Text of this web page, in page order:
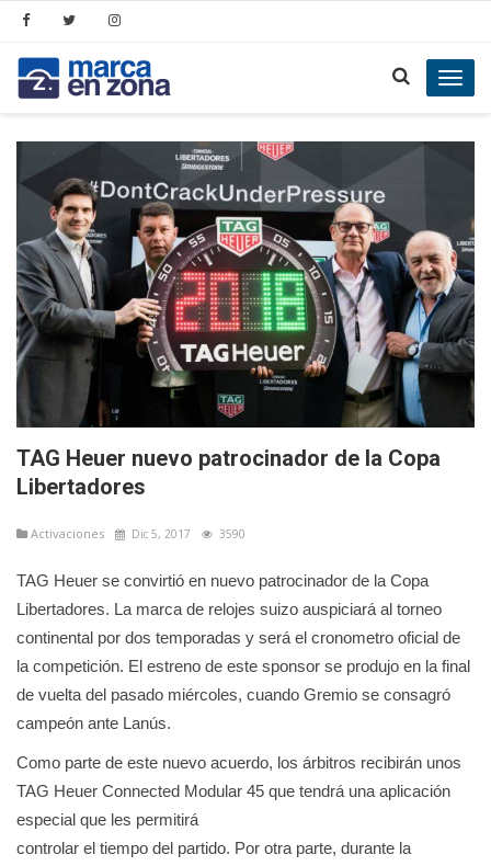
TAG Heuer nuevo patrocinador de la Copa
Libertadores
Activaciones Dic 5, 2017 3590
TAG Heuer se convirtió en nuevo patrocinador de la Copa
Libertadores. La marca de relojes suizo auspiciará al torneo
continental por dos temporadas y será el cronometro oficial de
la competición. El estreno de este sponsor se produjo en la final
de vuelta del pasado miércoles, cuando Gremio se consagró
campeón ante Lanús.
Como parte de este nuevo acuerdo, los árbitros recibirán unos
TAG Heuer Connected Modular 45 que tendrá una aplicación
especial que les permitirá
controlar el tiempo del partido. Por otra parte, durante la